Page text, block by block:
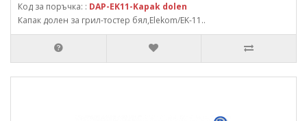
Код за поръчка: : DAP-EK11-Kapak dolen
Капак долен за грил-тостер бял,Elekom/EK-11..